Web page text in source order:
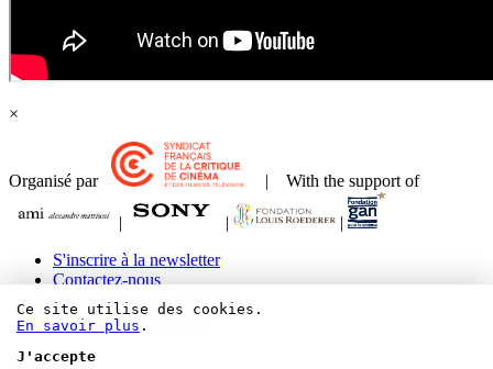
×
Organisé par | With the support of
| |
|
S'inscrire à la newsletter
Contactez-nous
Mentions légales et crédits
Paramétrer les cookies
Ce site utilise des cookies.
En savoir plus .
J'accepte